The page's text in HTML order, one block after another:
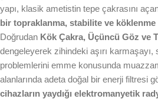
yapı, klasik ametistin tepe çakrasını
bir topraklanma, stabilite ve
Doğrudan Kök Çakra, Üçüncü Göz ve
dengeleyerek zihindeki aşırı
problemlerini emme konusunda
alanlarında adeta doğal bir enerji filtresi
cihazların yaydığı elektromanyetik